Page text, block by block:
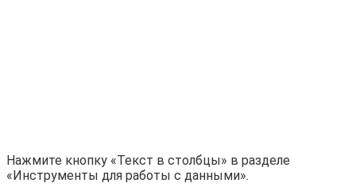
Нажмите кнопку «Текст в столбцы» в разделе
«Инструменты для работы с данными».